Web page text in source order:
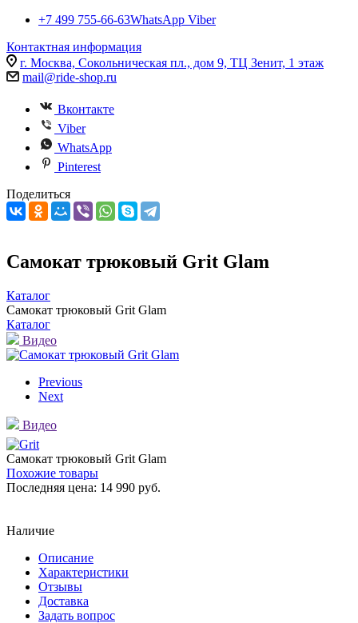
+7 499 755-66-63WhatsApp Viber
Контактная информация
г. Москва, Сокольническая пл., дом 9, ТЦ Зенит, 1 этаж
mail@ride-shop.ru
Вконтакте
Viber
WhatsApp
Pinterest
Поделиться
Самокат трюковый Grit Glam
Каталог
Самокат трюковый Grit Glam
Каталог
Видео
Previous
Next
Видео
Самокат трюковый Grit Glam
Похожие товары
Последняя цена: 14 990 руб.
Наличие
Описание
Характеристики
Отзывы
Доставка
Задать вопрос